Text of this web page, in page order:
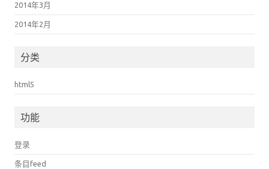
2014年3月
2014年2月
分类
html5
功能
登录
条目feed